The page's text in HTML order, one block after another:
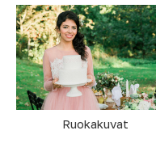
Ruokakuvat